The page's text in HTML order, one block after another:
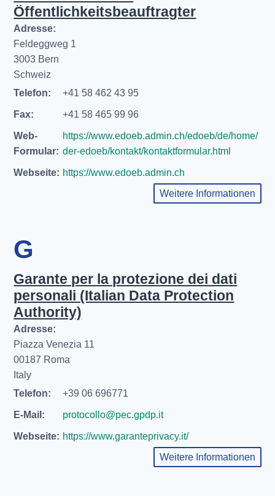
Öffentlichkeitsbeauftragter
Adresse:
Feldeggweg 1
3003 Bern
Schweiz
Telefon:
+41 58 462 43 95
Fax: +41 58 465 99 96
Web-
Formular:
https://www.edoeb.admin.ch/edoeb/de/home/
der-edoeb/kontakt/kontaktformular.html
Webseite: https://www.edoeb.admin.ch
Weitere Informationen
G
Garante per la protezione dei dati
personali (Italian Data Protection
Authority)
Adresse:
Piazza Venezia 11
00187 Roma
Italy
Telefon:
+39 06 696771
E-Mail: protocollo@pec.gpdp.it
Webseite: https://www.garanteprivacy.it/
Weitere Informationen